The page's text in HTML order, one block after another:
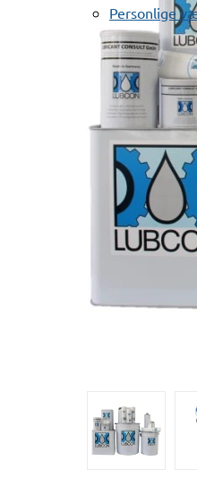
Personlige